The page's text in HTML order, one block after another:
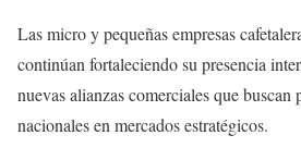
Las micro y pequeñas empresas
continúan fortaleciendo su presencia
nuevas alianzas comerciales que
nacionales en mercados estratégicos.